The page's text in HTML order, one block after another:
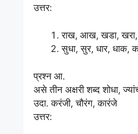
उत्तर:
राख, आख, खडा, खरा,
सुधा, सुर, धार, धाक,
प्रश्न आ.
असे तीन अक्षरी शब्द शोधा,
उदा. करंजी, चौरंग, कारंजे
उत्तर: